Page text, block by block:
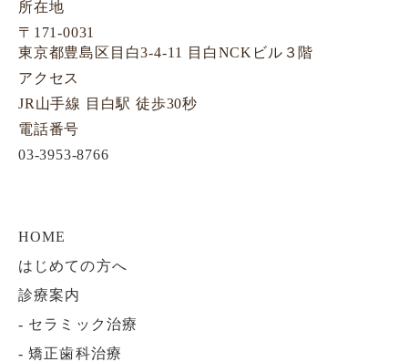
所在地
〒171-0031
東京都豊島区目白3-4-11 目白NCKビル３階
アクセス
JR山手線 目白駅 徒歩30秒
電話番号
03-3953-8766
HOME
はじめての方へ
診療案内
- セラミック治療
-矯正歯科治療